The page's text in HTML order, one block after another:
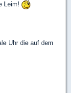
Leim!
Uhr die auf dem